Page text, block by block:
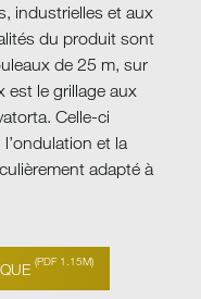
industrielles et aux
du produit sont
de 25 m, sur
est le grillage aux
Celle-ci
et la
adapté à
(PDF 1.15M)